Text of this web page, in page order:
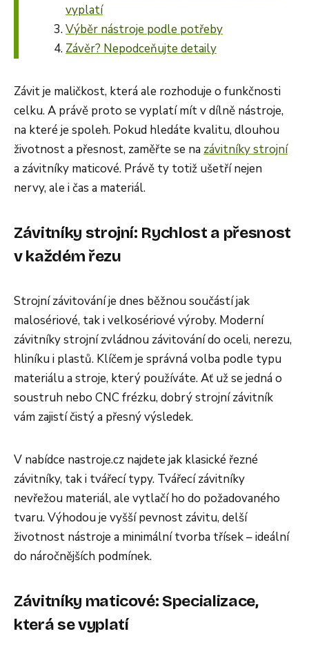
vyplatí
Výběr nástroje podle potřeby
Závěr? Nepodceňujte detaily
Závit je maličkost, která ale rozhoduje o funkčnosti
celku. A právě proto se vyplatí mít v dílně nástroje,
na které je spoleh. Pokud hledáte kvalitu, dlouhou
životnost a přesnost, zaměřte se na závitníky strojní
a závitníky maticové. Právě ty totiž ušetří nejen
nervy, ale i čas a materiál.
Závitníky strojní: Rychlost a přesnost
v každém řezu
Strojní závitování je dnes běžnou součástí jak
malosériové, tak i velkosériové výroby. Moderní
závitníky strojní zvládnou závitování do oceli, nerezu,
hliníku i plastů. Klíčem je správná volba podle typu
materiálu a stroje, který používáte. Ať už se jedná o
soustruh nebo CNC frézku, dobrý strojní závitník
vám zajistí čistý a přesný výsledek.
V nabídce nastroje.cz najdete jak klasické řezné
závitníky, tak i tvářecí typy. Tvářecí závitníky
nevřežou materiál, ale vytlačí ho do požadovaného
tvaru. Výhodou je vyšší pevnost závitu, delší
životnost nástroje a minimální tvorba třísek – ideální
do náročnějších podmínek.
Závitníky maticové: Specializace,
která se vyplatí